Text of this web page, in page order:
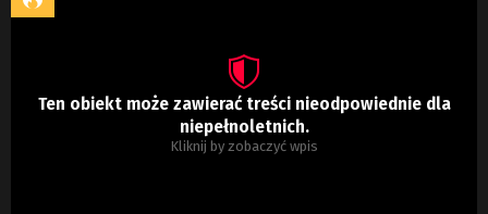
Ten obiekt może zawierać treści nieodpowiednie dla
niepełnoletnich.
Kliknij by zobaczyć wpis